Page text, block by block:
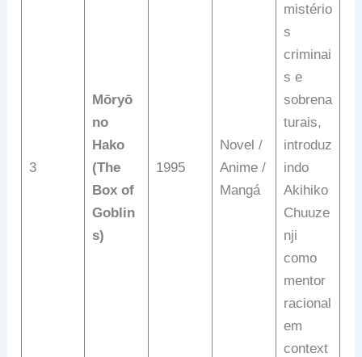
3
Mōryō
no
Hako
(The
Box of
Goblin
s)
1995
Novel /
Anime /
Mangá
mistério
s
criminai
s e
sobrena
turais,
introduz
indo
Akihiko
Chuuze
nji
como
mentor
racional
em
context